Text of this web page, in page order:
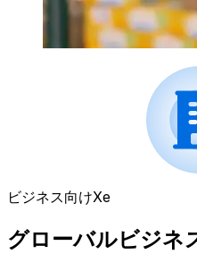
ビジネス向けXe
グローバルビジネ